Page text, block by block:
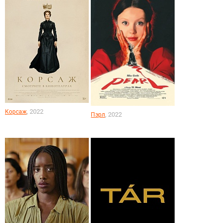
Корсаж, 2022 Пэрл, 2022